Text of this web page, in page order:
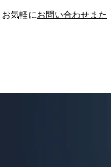
気軽にお問い合わせまた